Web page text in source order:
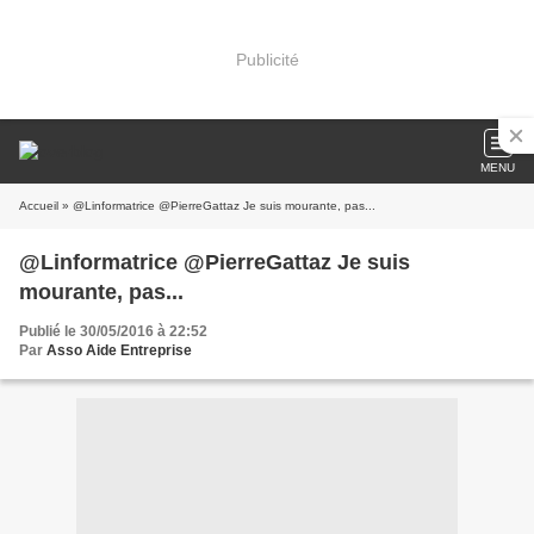
Publicité
MENU
Accueil » @Linformatrice @PierreGattaz Je suis mourante, pas...
@Linformatrice @PierreGattaz Je suis
mourante, pas...
Publié le 30/05/2016 à 22:52
Par Asso Aide Entreprise